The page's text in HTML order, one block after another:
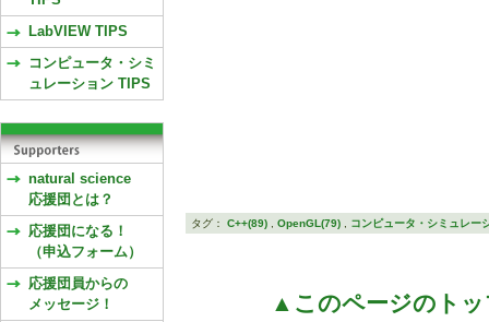
タグ： C++(89) OpenGL(79) コンピュータ・シミュレー
▲このページのトッ
LabVIEW TIPS
コンピュータ・シミ
ュレーション TIPS
natural science
応援団とは？
応援団になる！
（申込フォーム）
応援団員からの
メッセージ！